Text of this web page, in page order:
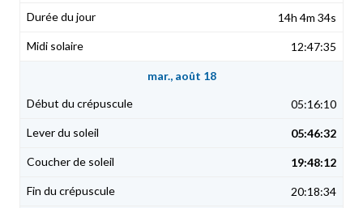
14h 4m 34s
12:47:35
mar., août 18
05:16:10
05:46:32
19:48:12
20:18:34